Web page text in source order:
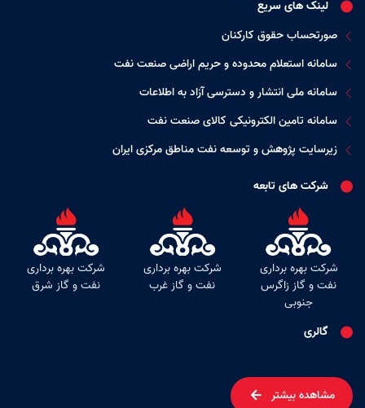
لینک های سریع
صورتحساب حقوق کارکنان
سامانه استعلام محدوده و حریم اراضی صنعت نفت
سامانه ملی انتشار و دسترسی آزاد به اطلاعات
سامانه تامین الکترونیکی کالای صنعت نفت
زیرسایت پژوهش و توسعه نفت مناطق مرکزی ایران
شرکت های تابعه
شرکت بهره برداری
نفت و گاز زاگرس
جنوبی
شرکت بهره برداری
نفت و گاز غرب
شرکت بهره برداری
نفت و گاز شرق
گالری
مشاهده بیشتر